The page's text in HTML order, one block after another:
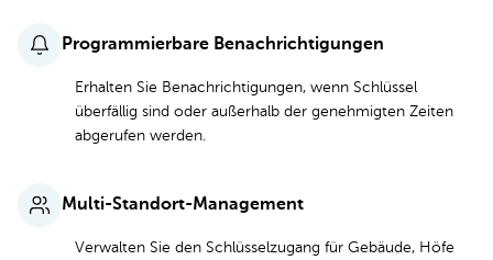
Programmierbare Benachrichtigungen
Erhalten Sie Benachrichtigungen, wenn Schlüssel
überfällig sind oder außerhalb der genehmigten Zeiten
abgerufen werden.
Multi-Standort-Management
Verwalten Sie den Schlüsselzugang für Gebäude, Höfe